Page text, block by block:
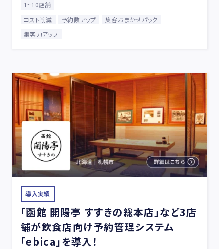
1~10店舗
コスト削減
予約数アップ
集客おまかせパック
集客力アップ
導入実績
「函館 開陽亭 すすきの総本店」など3店
舗が飲食店向け予約管理システム
「ebica」を導入！